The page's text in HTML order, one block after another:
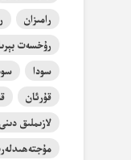
رامىزان
رۇخسەت
سودا
قۇرئان
لازىملىق